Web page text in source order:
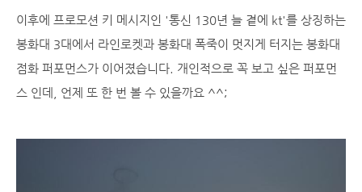
이후에 프로모션 키 메시지인 '통신 130년 늘 곁에 kt'를 상징하는
봉화대 3대에서 라인로켓과 봉화대 폭죽이 멋지게 터지는 봉화대
점화 퍼포먼스가 이어졌습니다. 개인적으로 꼭 보고 싶은 퍼포먼
스 인데, 언제 또 한 번 볼 수 있을까요 ^^;